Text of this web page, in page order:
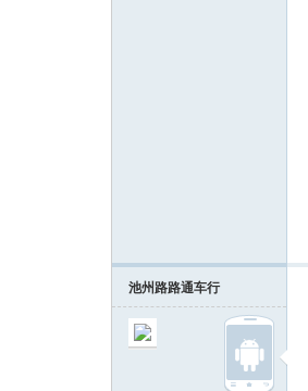
池州路路通车行